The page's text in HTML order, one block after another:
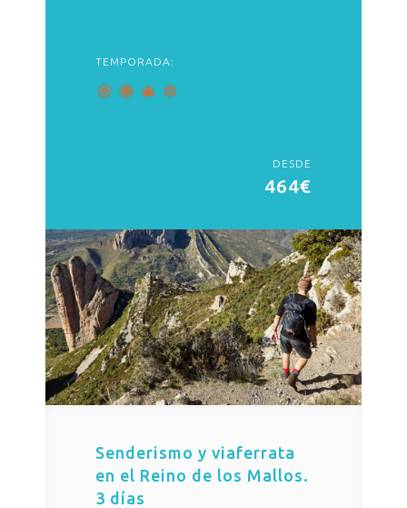
TEMPORADA:
DESDE
464€
Senderismo y viaferrata
en el Reino de los Mallos.
3 días